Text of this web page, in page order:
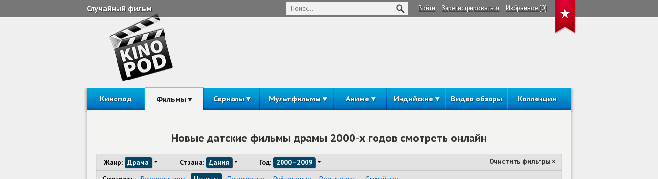
Случайный фильм Войти Зарегистрироваться Избранное [0]
Кинопод Фильмы Сериалы Мультфильмы Аниме Индийские Видео обзоры Коллекции
Новые датские фильмы драмы 2000-х годов смотреть онлайн
Жанр: Драма Страна: Дания Год: 2000–2009 Очистить фильтры ×